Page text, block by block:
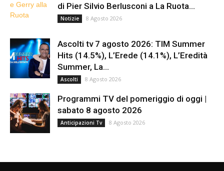
di Pier Silvio Berlusconi a La Ruota...
Notizie 8 Agosto 2026
Ascolti tv 7 agosto 2026: TIM Summer
Hits (14.5%), L’Erede (14.1%), L’Eredità
Summer, La...
Ascolti 8 Agosto 2026
Programmi TV del pomeriggio di oggi |
sabato 8 agosto 2026
Anticipazioni Tv 8 Agosto 2026